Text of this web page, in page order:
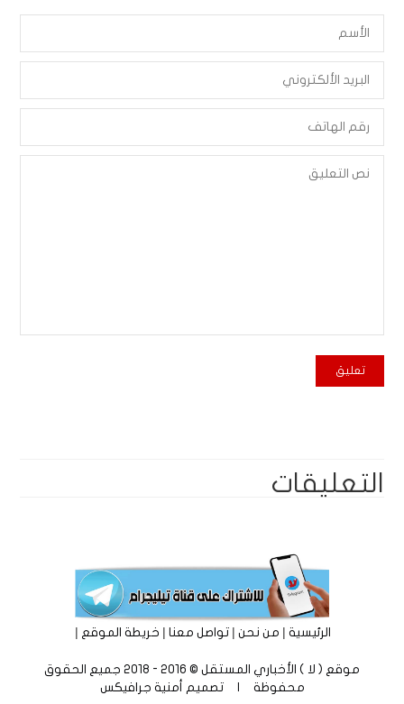
التعليقات
الرئيسية|من نحن|تواصل معنا|خريطة الموقع |
موقع ( لا ) الأخباري المستقل © 2016 - 2018 جميع الحقوق
محفوظة | تصميم أمنية جرافيكس